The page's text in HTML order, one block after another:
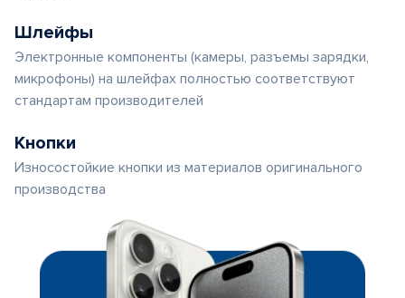
Шлейфы
Электронные компоненты (камеры, разъемы зарядки,
микрофоны) на шлейфах полностью соответствуют
стандартам производителей
Кнопки
Износостойкие кнопки из материалов оригинального
производства